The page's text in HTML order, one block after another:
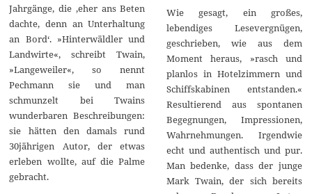
Jahrgänge, die ‚eher ans Beten
dachte, denn an Unterhaltung
an Bord‘. »Hinterwäldler und
Landwirte«, schreibt Twain,
»Langeweiler«, so nennt
Pechmann sie und man
schmunzelt bei Twains
wunderbaren Beschreibungen:
sie hätten den damals rund
30jährigen Autor, der etwas
erleben wollte, auf die Palme
gebracht.
Wie gesagt, ein großes,
lebendiges Lesevergnügen,
geschrieben, wie aus dem
Moment heraus, »rasch und
planlos in Hotelzimmern und
Schiffskabinen entstanden.«
Resultierend aus spontanen
Begegnungen, Impressionen,
Wahrnehmungen. Irgendwie
echt und authentisch und pur.
Man bedenke, dass der junge
Mark Twain, der sich bereits